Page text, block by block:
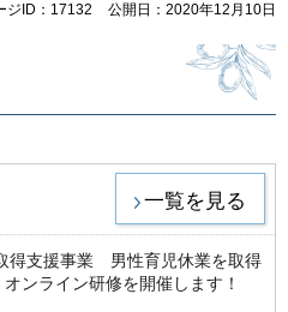
ジID：17132 公開日：2020年12月10日
一覧を見る
得支援事業 男性育児休業を取得
ンライン研修を開催します！